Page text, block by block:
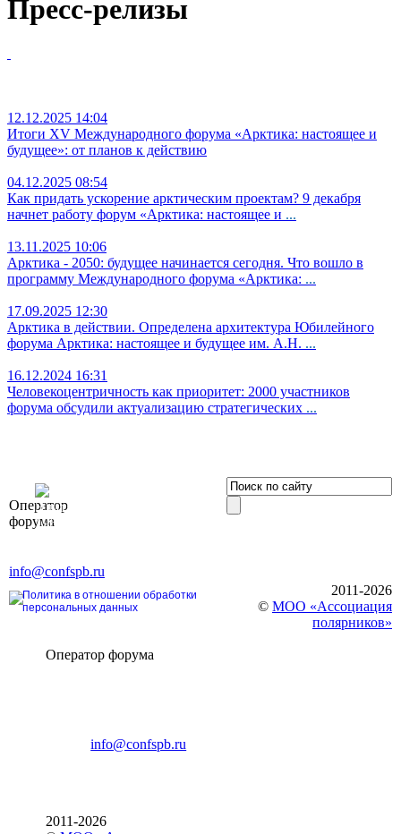
Пресс-релизы
12.12.2025 14:04
Итоги XV Международного форума «Арктика: настоящее и
будущее»: от планов к действию
04.12.2025 08:54
Как придать ускорение арктическим проектам? 9 декабря
начнет работу форум «Арктика: настоящее и ...
13.11.2025 10:06
Арктика - 2050: будущее начинается сегодня. Что вошло в
программу Международного форума «Арктика: ...
17.09.2025 12:30
Арктика в действии. Определена архитектура Юбилейного
форума Арктика: настоящее и будущее им. А.Н. ...
16.12.2024 16:31
Человекоцентричность как приоритет: 2000 участников
форума обсудили актуализацию стратегических ...
Оператор
форума
Элит»
196191, г. Санкт-Петербург,
info@confspb.ru
Политика в отношении обработки
персональных данных
2011-2026
© МОО «Ассоциация
полярников»
Оператор форума
E-mail:info@confspb.ru
2011-2026